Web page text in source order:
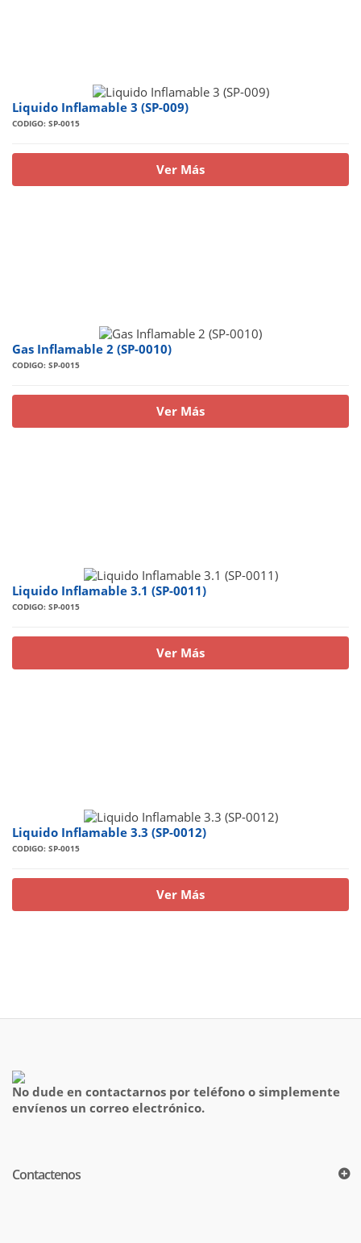
Liquido Inflamable 3 (SP-009)
CODIGO: SP-0015
Ver Más
Gas Inflamable 2 (SP-0010)
CODIGO: SP-0015
Ver Más
Liquido Inflamable 3.1 (SP-0011)
CODIGO: SP-0015
Ver Más
Liquido Inflamable 3.3 (SP-0012)
CODIGO: SP-0015
Ver Más
No dude en contactarnos por teléfono o simplemente
envíenos un correo electrónico.
Contactenos